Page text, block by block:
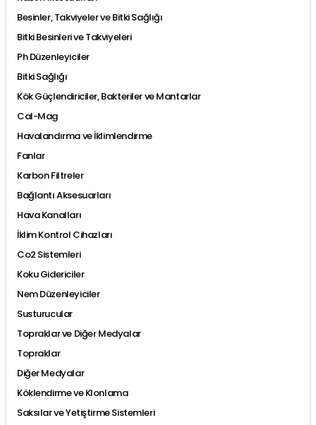
Besinler, Takviyeler ve Bitki Sağlığı
Bitki Besinleri ve Takviyeleri
Ph Düzenleyiciler
Bitki Sağlığı
Kök Güçlendiriciler, Bakteriler ve Mantarlar
Cal-Mag
Havalandırma ve İklimlendirme
Fanlar
Karbon Filtreler
Bağlantı Aksesuarları
Hava Kanalları
İklim Kontrol Cihazları
Co2 Sistemleri
Koku Gidericiler
Nem Düzenleyiciler
Susturucular
Topraklar ve Diğer Medyalar
Topraklar
Diğer Medyalar
Köklendirme ve Klonlama
Saksılar ve Yetiştirme Sistemleri